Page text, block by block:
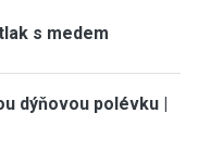
s medem
dýňovou polévku |